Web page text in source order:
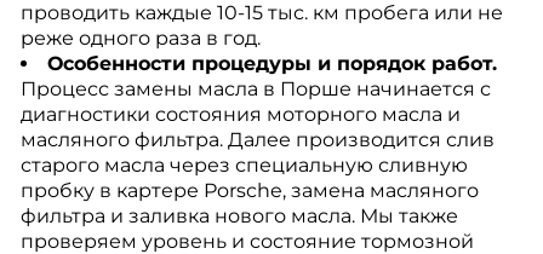
проводить каждые 10-15 тыс. км пробега или не
реже одного раза в год.
Особенности процедуры и порядок работ.
Процесс замены масла в Порше начинается с
диагностики состояния моторного масла и
масляного фильтра. Далее производится слив
старого масла через специальную сливную
пробку в картере Porsche, замена масляного
фильтра и заливка нового масла. Мы также
проверяем уровень и состояние тормозной